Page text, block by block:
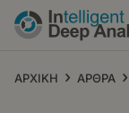
Παράκαμψη
προς
κυρίως
ΑΡΧΙΚΗ › ΑΡΘΡΑ ›